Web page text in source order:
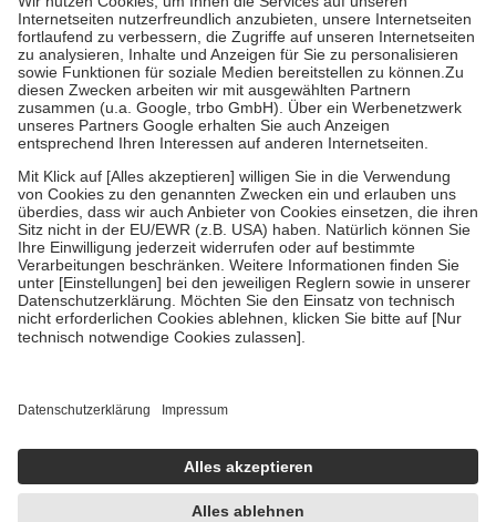
Grundsätzlich leisten Mitglieder Zuzahlungen in Höhe von zehn
Prozent des Abgabepreises,mindestens jedochfünf Euround
höchstens zehn Euro.Es sind jedoch nie mehr als die tatsächlichen
Kosten der Leistung zu entrichten.
Diese Regeln gelten grundsätzlich auch für Online-Apotheken.
Bei Heilmitteln und häuslicher Krankenpflege beträgt die
Zuzahlung zehn Prozent der Kosten sowie zehn Euro je
Verordnung.
Um das Engagement der Versicherten für ihre eigene Gesundheit zu
stärken und die besondere Stellung der Familie zu unterstützen,
fallenkeine Zuzahlungenan bei:
• Kindern und Jugendlichen bis zum vollendeten 18. Lebensjahr
mit Ausnahme der Fahrkosten
• Untersuchungen zur Vorsorge und Früherkennung, die von der
GKV getragen werden
Einholung von Bewertungen. Trusted Shops hat Maßnahmen
getroffen, um sicherzustellen, dass es sich um echte Bewertungen
handelt. Mehr Informationen findest du hier:
https://help.etrusted.com/hc/de/articles/4419944605341